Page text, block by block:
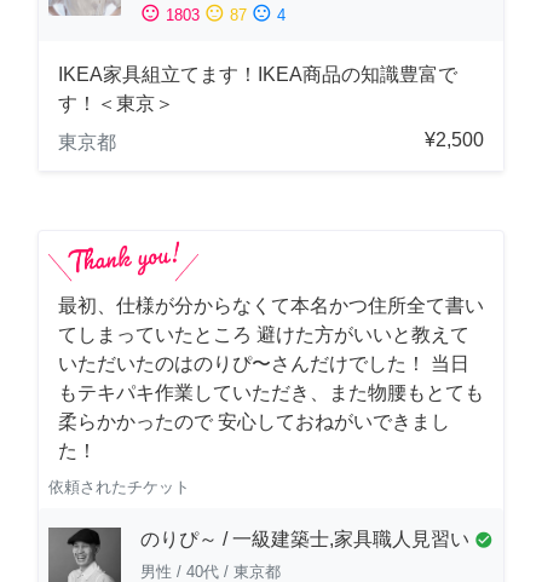
sentiment_satisfied 1803 sentiment_neutral 87 sentiment_dissatisfied 4
IKEA家具組立てます！IKEA商品の知識豊富で
す！＜東京＞
東京都
¥2,500
最初、仕様が分からなくて本名かつ住所全て書い
てしまっていたところ 避けた方がいいと教えて
いただいたのはのりぴ〜さんだけでした！ 当日
もテキパキ作業していただき、また物腰もとても
柔らかかったので 安心しておねがいできまし
た！
依頼されたチケット
のりぴ～ / 一級建築士,家具職人見習い check_circle
男性 / 40代 / 東京都